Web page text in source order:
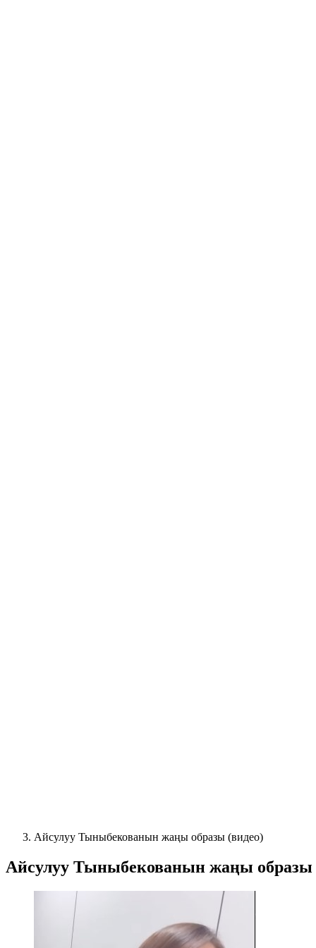
Айсулуу Тыныбекованын жаңы образы (видео)
Айсулуу Тыныбекованын жаңы образы